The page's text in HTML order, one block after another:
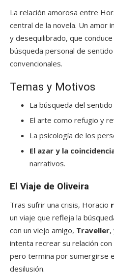
La relación amorosa entre
central de la novela. Un amor
y desequilibrado, que
búsqueda personal de
convencionales.
Temas y Motivos
La búsqueda del sentido
El arte como refugio y
La psicología de los
El azar y la
narrativos.
El Viaje de Oliveira
Tras sufrir una crisis, Horacio
un viaje que refleja la
con un viejo amigo, Traveller,
intenta recrear su relación
pero termina por sumergirse
desilusión.